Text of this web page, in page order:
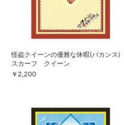
怪盗クイーンの優雅な休暇(バカンス)
スカーフ クイーン
￥2,200